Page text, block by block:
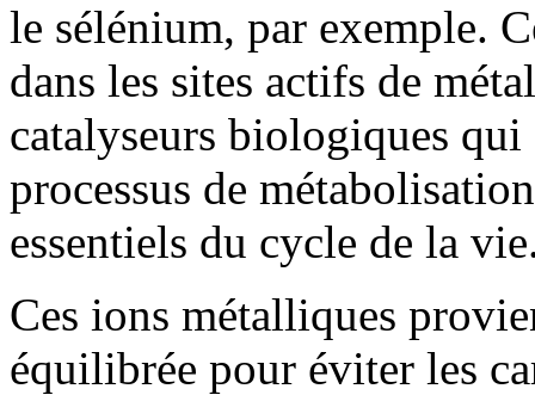
le sélénium, par exemple.
dans les sites actifs de
catalyseurs biologiques qui
processus de
essentiels du cycle de la
Ces ions métalliques
équilibrée pour éviter les